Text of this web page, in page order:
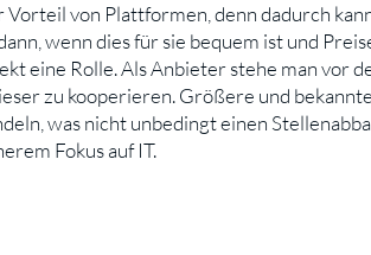
von Plattformen, denn dadurch
wenn dies für sie bequem ist und
eine Rolle. Als Anbieter stehe man vor
zu kooperieren. Größere und
was nicht unbedingt einen
Fokus auf IT.